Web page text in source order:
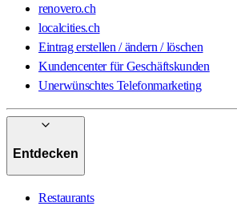
renovero.ch
localcities.ch
Eintrag erstellen / ändern / löschen
Kundencenter für Geschäftskunden
Unerwünschtes Telefonmarketing
Entdecken
Restaurants